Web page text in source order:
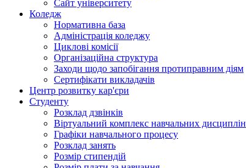
Сайт університету
Коледж
Нормативна база
Адміністрація коледжу
Циклові комісії
Організаційна структура
Заходи щодо запобігання протиправним діям
Сертифікати викладачів
Центр розвитку кар'єри
Студенту
Розклад дзвінків
Віртуальний комплекс навчальних дисциплін
Графіки навчального процесу
Розклад занять
Розмір стипендій